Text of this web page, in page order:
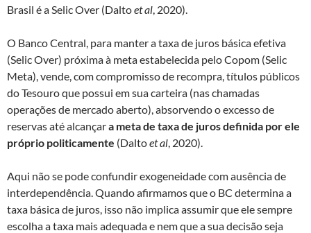
Brasil é a Selic Over (Daltoet al, 2020).
O Banco Central, para manter a taxa de juros básica efetiva
(Selic Over) próxima à meta estabelecida pelo Copom (Selic
Meta), vende, com compromisso de recompra, títulos públicos
do Tesouro que possui em sua carteira (nas chamadas
operações de mercado aberto), absorvendo o excesso de
reservas até alcançara meta de taxa de juros definida por ele
próprio politicamente (Daltoet al, 2020).
Aqui não se pode confundir exogeneidade com ausência de
interdependência. Quando afirmamos que o BC determina a
taxa básica de juros, isso não implica assumir que ele sempre
escolha a taxa mais adequada e nem que a sua decisão seja